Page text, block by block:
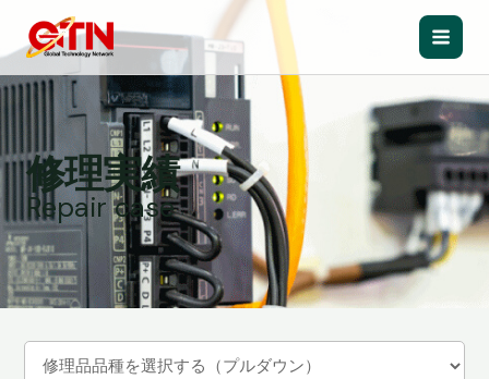
ス
プ
Main
修理実績
Repair case